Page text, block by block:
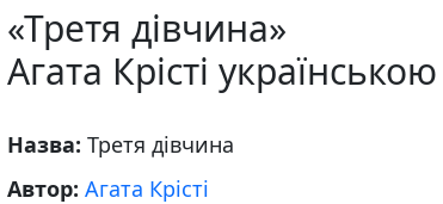
«Третя дівчина»
Агата Крісті українською
Назва: Третя дівчина
Автор: Агата Крісті